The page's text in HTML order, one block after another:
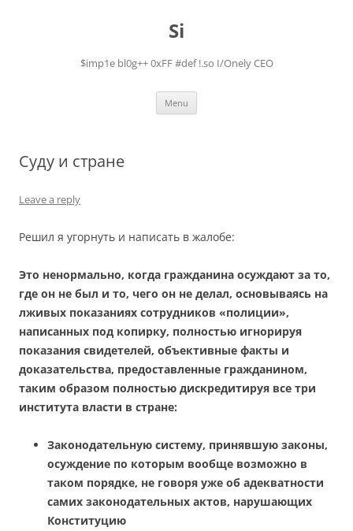
Si
$imp1e bl0g++ 0xFF #def !.so I/Onely CEO
Menu
Суду и стране
Leave a reply
Решил я угорнуть и написать в жалобе:
Это ненормально, когда гражданина осуждают за то,
где он не был и то, чего он не делал, основываясь на
лживых показаниях сотрудников «полиции»,
написанных под копирку, полностью игнорируя
показания свидетелей, объективные факты и
доказательства, предоставленные гражданином,
таким образом полностью дискредитируя все три
института власти в стране:
Законодательную систему, принявшую законы,
осуждение по которым вообще возможно в
таком порядке, не говоря уже об адекватности
самих законодательных актов, нарушающих
Конституцию